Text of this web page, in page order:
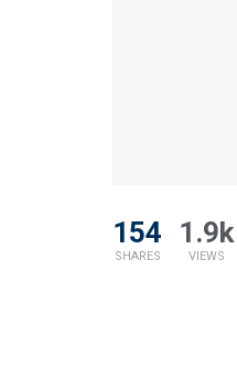
154
SHARES
1.9k
VIEWS